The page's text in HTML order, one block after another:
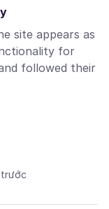
site appears as
for
followed their